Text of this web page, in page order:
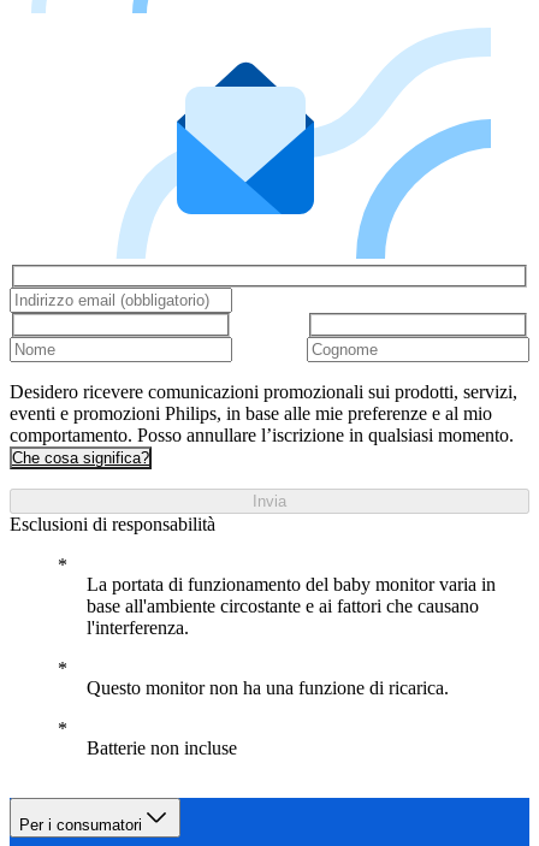
Desidero ricevere comunicazioni promozionali sui prodotti, servizi,
eventi e promozioni Philips, in base alle mie preferenze e al mio
comportamento. Posso annullare l’iscrizione in qualsiasi momento.
Che cosa significa?
Invia
Esclusioni di responsabilità
La portata di funzionamento del baby monitor varia in
base all'ambiente circostante e ai fattori che causano
l'interferenza.
Questo monitor non ha una funzione di ricarica.
Batterie non incluse
Per i consumatori